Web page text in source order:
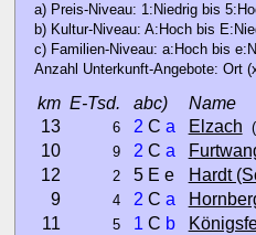
a) Preis-Niveau: 1:Niedrig bis
b) Kultur-Niveau: A:Hoch bis
c) Familien-Niveau: a:Hoch bis
Anzahl Unterkunft-Angebote: Ort
km E-Tsd. abc)
Name
13
6 2 C a Elzach
10 9 2 C a
12 2 5 E e Hardt
9 4 2 C a
11 5 1 C b